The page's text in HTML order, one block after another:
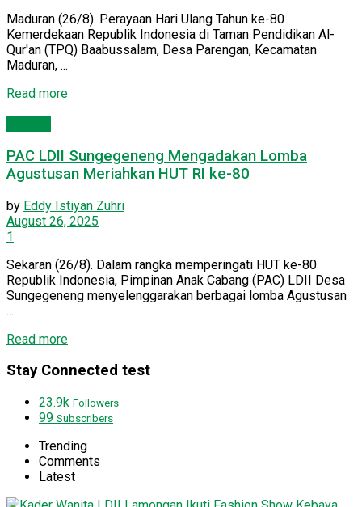
Maduran (26/8). Perayaan Hari Ulang Tahun ke-80
Kemerdekaan Republik Indonesia di Taman Pendidikan Al-
Qur'an (TPQ) Baabussalam, Desa Parengan, Kecamatan
Maduran, ...
Read moreDetails
PAC LDII Sungegeneng Mengadakan Lomba
Agustusan Meriahkan HUT RI ke-80
by Eddy Istiyan Zuhri
August 26, 2025
1
Sekaran (26/8). Dalam rangka memperingati HUT ke-80
Republik Indonesia, Pimpinan Anak Cabang (PAC) LDII Desa
Sungegeneng menyelenggarakan berbagai lomba Agustusan
...
Read moreDetails
Stay Connected test
23.9k Followers
99 Subscribers
Trending
Comments
Latest